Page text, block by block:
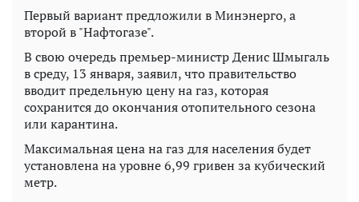
Первый вариант предложили в Минэнерго, а
второй в "Нафтогазе".
В свою очередь премьер-министр Денис Шмыгаль
в среду, 13 января, заявил, что правительство
вводит предельную цену на газ, которая
сохранится до окончания отопительного сезона
или карантина.
Максимальная цена на газ для населения будет
установлена на уровне 6,99 гривен за кубический
метр.